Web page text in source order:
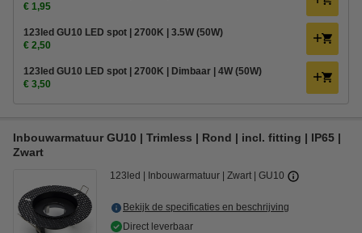
€ 1,95
123led GU10 LED spot | 2700K | 3.5W (50W)
€ 2,50
123led GU10 LED spot | 2700K | Dimbaar | 4W (50W)
€ 3,50
Inbouwarmatuur GU10 | Trimless | Rond | incl. fitting | IP65 |
Zwart
123led Inbouwarmatuur Zwart GU10
Bekijk de specificaties en beschrijving
Direct leverbaar